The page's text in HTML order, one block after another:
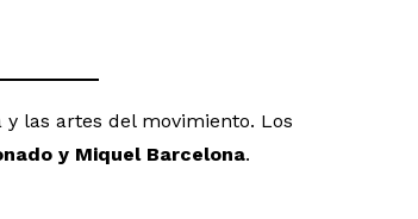
y las artes del movimiento. Los
y Miquel Barcelona.